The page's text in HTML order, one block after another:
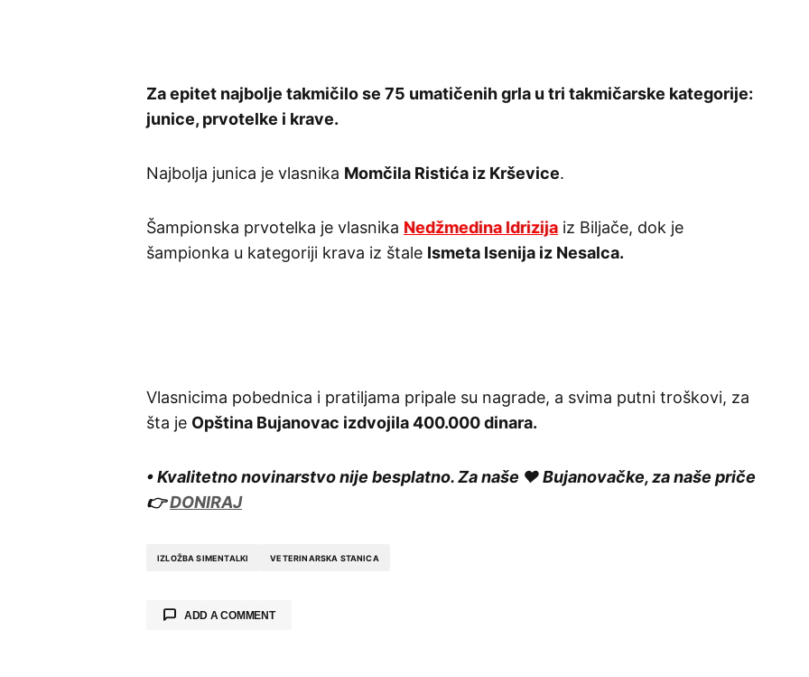
Za epitet najbolje takmičilo se 75 umatičenih grla u tri takmičarske kategorije:
junice, prvotelke i krave.
Najbolja junica je vlasnika Momčila Ristića iz Krševice.
Šampionska prvotelka je vlasnika Nedžmedina Idrizija iz Biljače, dok je
šampionka u kategoriji krava iz štale Ismeta Isenija iz Nesalca.
Vlasnicima pobednica i pratiljama pripale su nagrade, a svima putni troškovi, za
šta je Opština Bujanovac izdvojila 400.000 dinara.
• Kvalitetno novinarstvo nije besplatno. Za naše ❤️ Bujanovačke, za naše priče
👉DONIRAJ
IZLOŽBA SIMENTALKI VETERINARSKA STANICA
ADD A COMMENT